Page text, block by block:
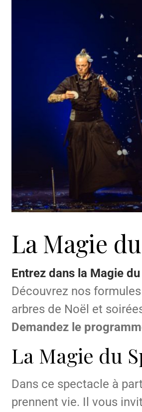
La Magie
Entrez dans la Magie
Découvrez nos
arbres de Noël et
Demandez le
La Magie du
Dans ce spectacle à
prennent vie. Il vous